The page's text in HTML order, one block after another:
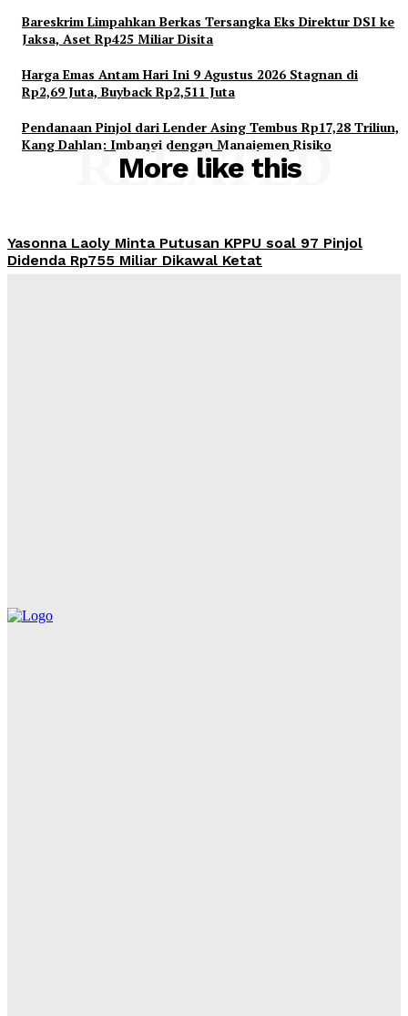
Bareskrim Limpahkan Berkas Tersangka Eks Direktur DSI ke
Jaksa, Aset Rp425 Miliar Disita
Harga Emas Antam Hari Ini 9 Agustus 2026 Stagnan di
Rp2,69 Juta, Buyback Rp2,511 Juta
Pendanaan Pinjol dari Lender Asing Tembus Rp17,28 Triliun,
Kang Dahlan: Imbangi dengan Manajemen Risiko
More like this
RELATED
Yasonna Laoly Minta Putusan KPPU soal 97 Pinjol
Didenda Rp755 Miliar Dikawal Ketat